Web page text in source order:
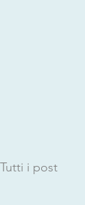
Tutti i post